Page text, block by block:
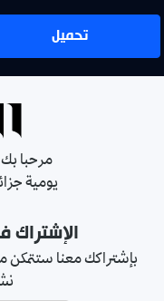
تحميل
مرحبا بك
يومية
الإشتراك
بإشتراكك معنا ستتمكن